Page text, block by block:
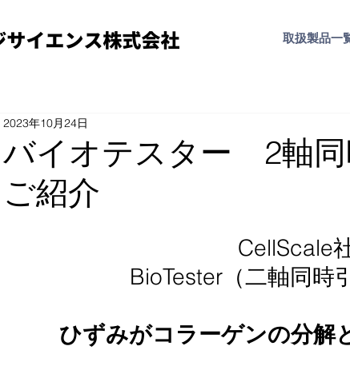
取扱​製品一
バイオテスター 2軸同
ご紹介
2023年10月24日
CellScale
BioTester（二軸同時
ひずみがコラーゲンの分解